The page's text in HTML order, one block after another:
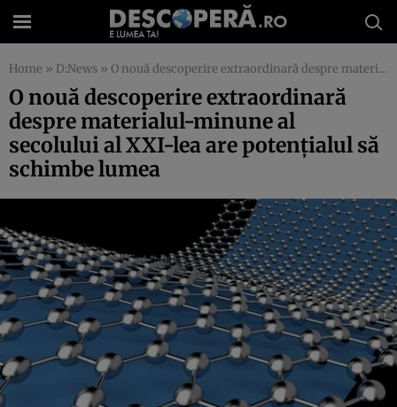
Home » D:News » O nouă descoperire extraordinară despre materialul-minune al secolului al XXI-lea are potenţialul să schimbe lumea
O nouă descoperire extraordinară
despre materialul-minune al
secolului al XXI-lea are potenţialul să
schimbe lumea